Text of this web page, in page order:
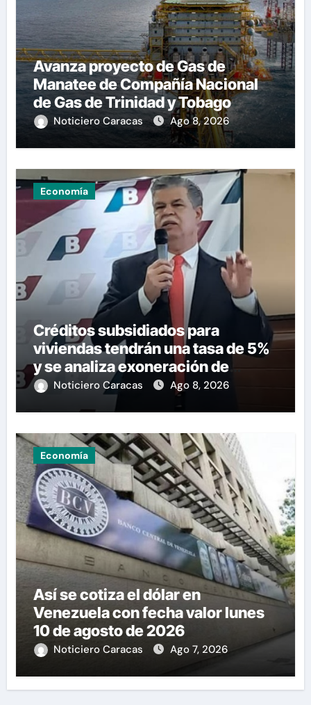
Avanza proyecto de Gas de
Manatee de Compañía Nacional
de Gas de Trinidad y Tobago
Noticiero Caracas Ago 8, 2026
Economía
Créditos subsidiados para
viviendas tendrán una tasa de 5%
y se analiza exoneración de
aranceles
Noticiero Caracas Ago 8, 2026
Economía
Así se cotiza el dólar en
Venezuela con fecha valor lunes
10 de agosto de 2026
Noticiero Caracas Ago 7, 2026